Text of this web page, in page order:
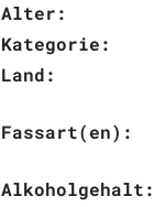
Alter:
Kategorie:
Land:
Fassart(en):
Alkoholgehalt: